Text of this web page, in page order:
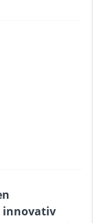
innovativ